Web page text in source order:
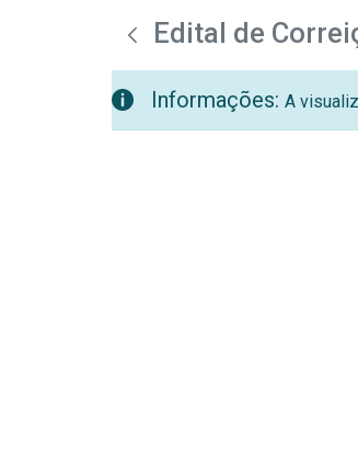
Pular para o Conteúdo principal
teste descricao
Edital de
Informações: A